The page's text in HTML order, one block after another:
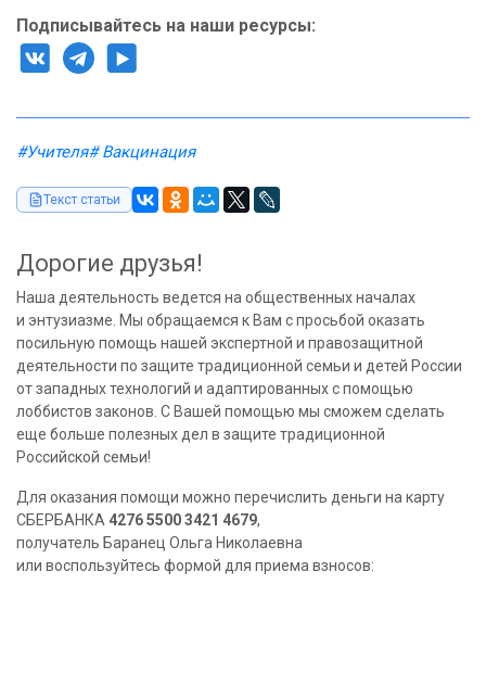
Подписывайтесь на наши ресурсы:
#Учителя# Вакцинация
Текст статьи
Дорогие друзья!
Наша деятельность ведется на общественных началах
и энтузиазме. Мы обращаемся к Вам с просьбой оказать
посильную помощь нашей экспертной и правозащитной
деятельности по защите традиционной семьи и детей России
от западных технологий и адаптированных с помощью
лоббистов законов. С Вашей помощью мы сможем сделать
еще больше полезных дел в защите традиционной
Российской семьи!
Для оказания помощи можно перечислить деньги на карту
СБЕРБАНКА 4276 5500 3421 4679,
получатель Баранец Ольга Николаевна
или воспользуйтесь формой для приема взносов: